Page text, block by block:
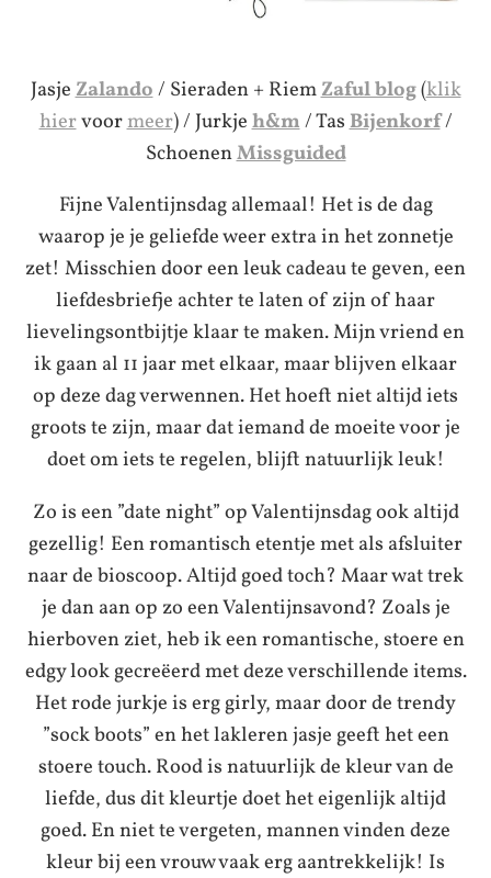
JasjeZalando/ Sieraden + RiemZaful blog(klik
hiervoormeer) / Jurkjeh&m/ TasBijenkorf/
SchoenenMissguided
Fijne Valentijnsdag allemaal! Het is de dag
waarop je je geliefde weer extra in het zonnetje
zet! Misschien door een leuk cadeau te geven, een
liefdesbriefje achter te laten of zijn of haar
lievelingsontbijtje klaar te maken. Mijn vriend en
ik gaan al 11 jaar met elkaar, maar blijven elkaar
op deze dag verwennen. Het hoeft niet altijd iets
groots te zijn, maar dat iemand de moeite voor je
doet om iets te regelen, blijft natuurlijk leuk!
Zo is een ”date night” op Valentijnsdag ook altijd
gezellig! Een romantisch etentje met als afsluiter
naar de bioscoop. Altijd goed toch? Maar wat trek
je dan aan op zo een Valentijnsavond? Zoals je
hierboven ziet, heb ik een romantische, stoere en
edgy look gecreëerd met deze verschillende items.
Het rode jurkje is erg girly, maar door de trendy
”sock boots” en het lakleren jasje geeft het een
stoere touch. Rood is natuurlijk de kleur van de
liefde, dus dit kleurtje doet het eigenlijk altijd
goed. En niet te vergeten, mannen vinden deze
kleur bij een vrouw vaak erg aantrekkelijk! Is